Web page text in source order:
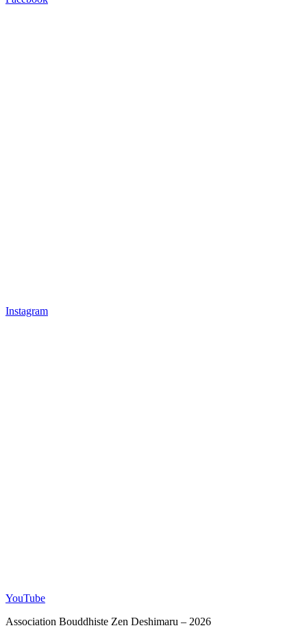
Instagram
YouTube
Association Bouddhiste Zen Deshimaru – 2026